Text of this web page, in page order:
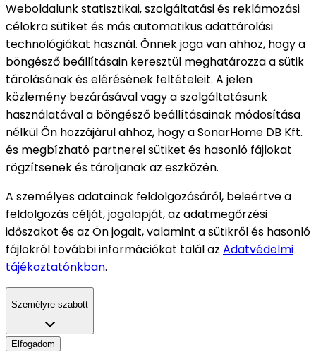
Weboldalunk statisztikai, szolgáltatási és reklámozási
célokra sütiket és más automatikus adattárolási
technológiákat használ. Önnek joga van ahhoz, hogy a
böngésző beállításain keresztül meghatározza a sütik
tárolásának és elérésének feltételeit. A jelen
közlemény bezárásával vagy a szolgáltatásunk
használatával a böngésző beállításainak módosítása
nélkül Ön hozzájárul ahhoz, hogy a SonarHome DB Kft.
és megbízható partnerei sütiket és hasonló fájlokat
rögzítsenek és tároljanak az eszközén.
A személyes adatainak feldolgozásáról, beleértve a
feldolgozás célját, jogalapját, az adatmegőrzési
időszakot és az Ön jogait, valamint a sütikről és hasonló
fájlokról további információkat talál az Adatvédelmi
tájékoztatónkban.
Személyre szabott
Elfogadom